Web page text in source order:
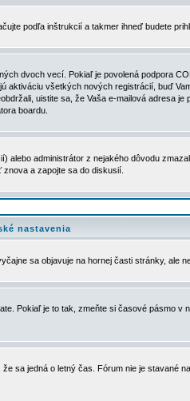
podľa inštrukcií a takmer ihneď budete
dvoch vecí. Pokiaľ je povolená podpora
všetkých nových registrácií, buď
uistite sa, že Vaša e-mailová adresa
boardu.
administrátor z nejakého dôvodu
a zapojte sa do diskusií.
nastavenia
sa objavuje na hornej časti stránky, ale
je to tak, zmeňte si časové pásmo v
jedná o letný čas. Fórum nie je stavané